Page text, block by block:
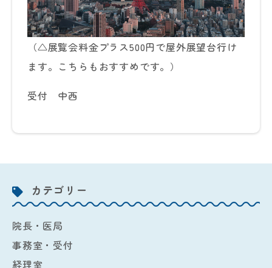
（△展覧会料金プラス500円で屋外展望台行け
ます。こちらもおすすめです。）
受付 中西
カテゴリー
院長・医局
事務室・受付
経理室